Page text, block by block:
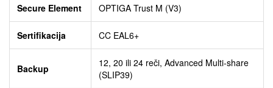
Secure Element OPTIGA Trust M (V3)
Sertifikacija CC EAL6+
Backup
12, 20 ili 24 reči, Advanced Multi-share
(SLIP39)